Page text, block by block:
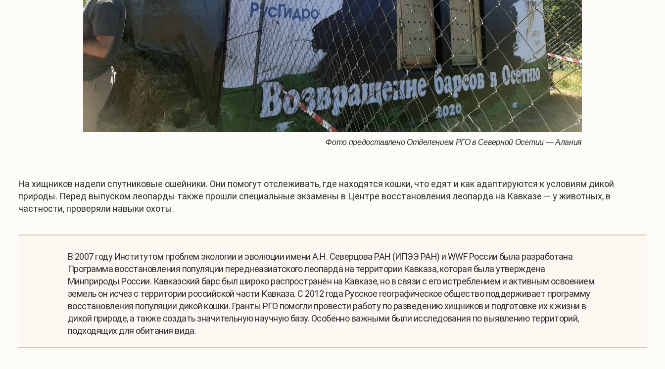
Фото предоставлено Отделением РГО в Северной Осетии — Алания
На хищников надели спутниковые ошейники. Они помогут отслеживать, где находятся кошки, что едят и как адаптируются к условиям дикой
природы. Перед выпуском леопарды также прошли специальные экзамены в Центре восстановления леопарда на Кавказе — у животных, в
частности, проверяли навыки охоты.
В 2007 году Институтом проблем экологии и эволюции имени А.Н. Северцова РАН (ИПЭЭ РАН) и WWF России была разработана
Программа восстановления популяции переднеазиатского леопарда на территории Кавказа, которая была утверждена
Минприроды России. Кавказский барс был широко распространён на Кавказе, но в связи с его истреблением и активным освоением
земель он исчез с территории российской части Кавказа. С 2012 года Русское географическое общество поддерживает программу
восстановления популяции дикой кошки. Гранты РГО помогли провести работу по разведению хищников и подготовке их к жизни в
дикой природе, а также создать значительную научную базу. Особенно важными были исследования по выявлению территорий,
подходящих для обитания вида.